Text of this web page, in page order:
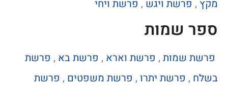
מקץ , פרשת ויגש , פרשת ויחי
ספר שמות
פרשת שמות , פרשת וארא , פרשת בא , פרשת
בשלח , פרשת יתרו , פרשת משפטים , פרשת